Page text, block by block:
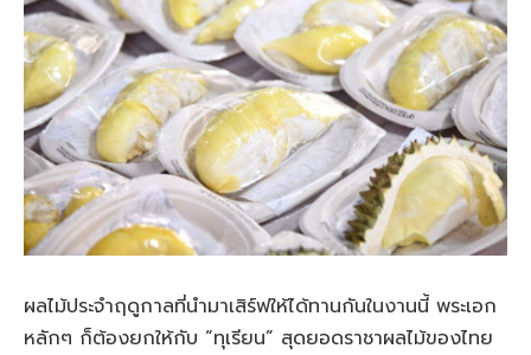
ผลไม้ประจำฤดูกาลที่นำมาเสิร์ฟให้ได้ทานกันในงานนี้ พระเอก
หลักๆ ก็ต้องยกให้กับ “ทุเรียน” สุดยอดราชาผลไม้ของไทย